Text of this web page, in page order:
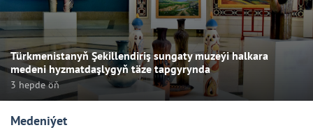
Türkmenistanyň Şekillendiriş sungaty muzeýi halkara
medeni hyzmatdaşlygyň täze tapgyrynda
3 hepde öň
Medeniýet